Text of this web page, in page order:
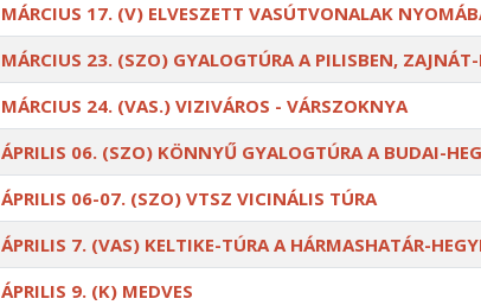
MÁRCIUS 17. (V) ELVESZETT VASÚTVONALAK
MÁRCIUS 23. (SZO) GYALOGTÚRA A PILISBEN, ZAJNÁT-
MÁRCIUS 24. (VAS.) VIZIVÁROS - VÁRSZOKNYA
ÁPRILIS 06. (SZO) KÖNNYŰ GYALOGTÚRA A BUDAI-
ÁPRILIS 06-07. (SZO) VTSZ VICINÁLIS TÚRA
ÁPRILIS 7. (VAS) KELTIKE-TÚRA A HÁRMASHATÁR-
ÁPRILIS 9. (K) MEDVES